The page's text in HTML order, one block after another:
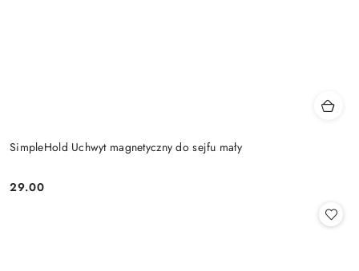
SimpleHold Uchwyt magnetyczny do sejfu mały
Cena:
29.00